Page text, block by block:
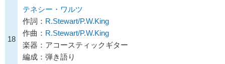
18
テネシー・ワルツ
作詞： R.Stewart/P.W.King
作曲： R.Stewart/P.W.King
楽器：アコースティックギター
編成：弾き語り